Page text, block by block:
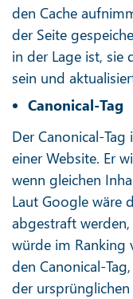
den Cache
der Seite
in der Lage ist, sie
sein und
Canonical-Tag
Der Canonical-
einer Website. Er
wenn gleichen
Laut Google wäre
abgestraft
würde im Ranking
den Canonical-
der